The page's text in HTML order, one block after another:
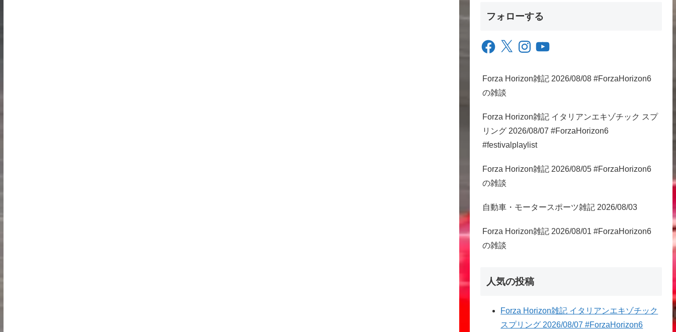
フォローする
Facebook
X InstagramYouTube
Forza Horizon雑記 2026/08/08 #ForzaHorizon6
の雑談
Forza Horizon雑記 イタリアンエキゾチック スプ
リング 2026/08/07 #ForzaHorizon6
#festivalplaylist
Forza Horizon雑記 2026/08/05 #ForzaHorizon6
の雑談
自動車・モータースポーツ雑記 2026/08/03
Forza Horizon雑記 2026/08/01 #ForzaHorizon6
の雑談
人気の投稿
Forza Horizon雑記 イタリアンエキゾチック
スプリング 2026/08/07 #ForzaHorizon6